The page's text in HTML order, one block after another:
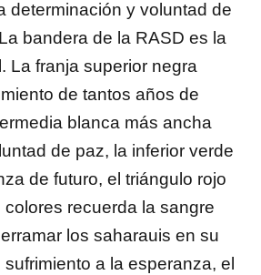
determinación y voluntad de
bandera de la RASD es la
La franja superior negra
de tantos años de
blanca más ancha
de paz, la inferior verde
de futuro, el triángulo rojo
recuerda la sangre
los saharauis en su
a la esperanza, el